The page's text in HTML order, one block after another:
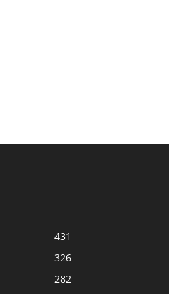
431
326
282